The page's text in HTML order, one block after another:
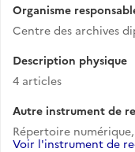
Organisme
Centre des archives
Description physique
4 articles
Autre instrument de
Répertoire
Voir l'instrument de